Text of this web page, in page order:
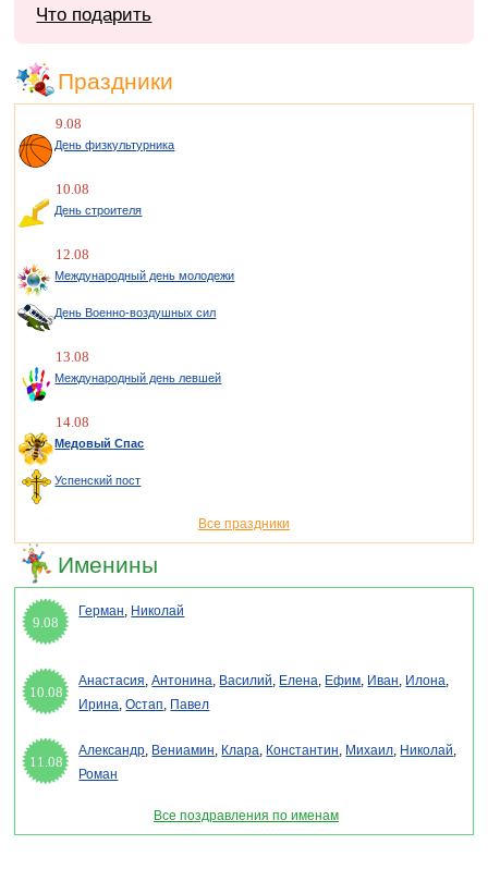
Что подарить
Праздники
9.08
День физкультурника
10.08
День строителя
12.08
Международный день молодежи
День Военно-воздушных сил
13.08
Международный день левшей
14.08
Медовый Спас
Успенский пост
Все праздники
Именины
9.08
Герман, Николай
10.08
Анастасия,Антонина, Василий, Елена, Ефим, Иван, Илона,
Ирина,Остап, Павел
11.08
Александр, Вениамин, Клара, Константин, Михаил, Николай,
Роман
Все поздравления по именам